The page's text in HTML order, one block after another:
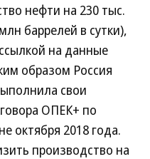
нефти на 230 тыс.
баррелей в сутки),
на данные
образом Россия
свои
ОПЕК+ по
октября 2018 года.
производство на